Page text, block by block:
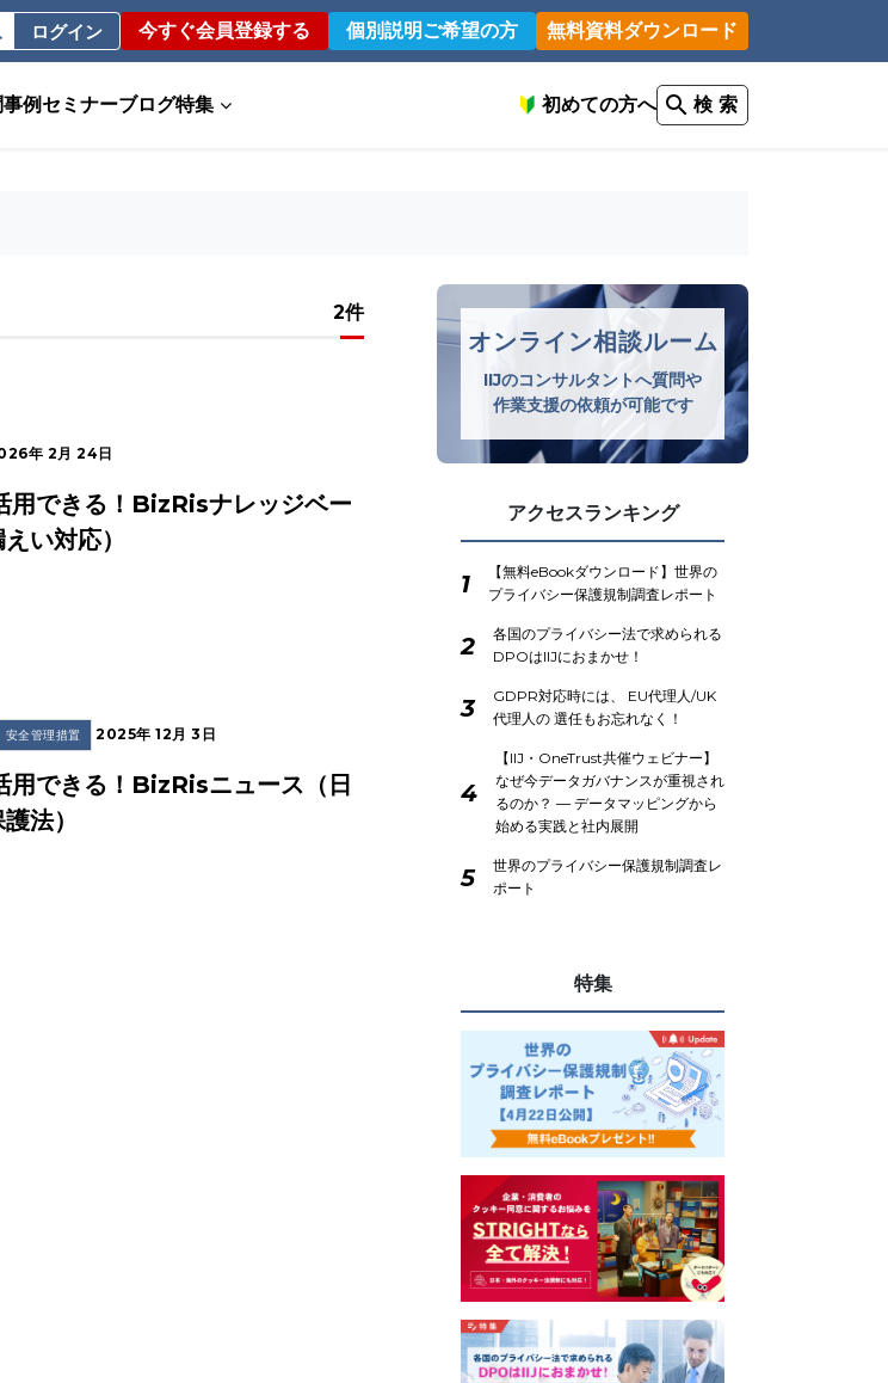
ログイン 今すぐ会員登録する 個別説明ご希望の方 無料資料ダウンロード
例 セミナーブログ特集 初めての方へ 検 索
2件
年 2月 24日
用できる！BizRisナレッジベー
い対応）
安全管理措置 2025年 12月 3日
用できる！BizRisニュース（日
法）
オンライン相談ルーム
IIJのコンサルタントへ質問や
作業支援の依頼が可能です
アクセスランキング
1
【無料eBookダウンロード】世界の
プライバシー保護規制調査レポート
2
各国のプライバシー法で求められる
DPOはIIJにおまかせ！
3
GDPR対応時には、 EU代理人/UK
代理人の 選任もお忘れなく！
4
【IIJ・OneTrust共催ウェビナー】
なぜ今データガバナンスが重視され
るのか？ ― データマッピングから
始める実践と社内展開
5
世界のプライバシー保護規制調査レ
ポート
特集